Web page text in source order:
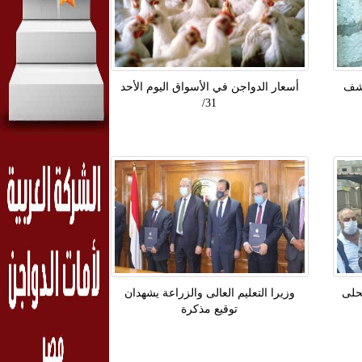
أسعار الدواجن في الأسواق اليوم الأحد
31/
وزيرا التعليم العالى والزراعة يشهدان
توقيع مذكرة